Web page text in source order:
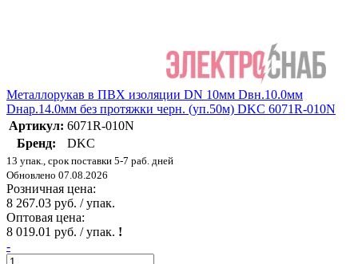
Металлорукав в ПВХ изоляции DN 10мм Dвн.10.0мм
Dнар.14.0мм без протяжки черн. (уп.50м) DKC 6071R-010N
Артикул: 6071R-010N
Бренд:
DKC
13 упак., срок поставки 5-7 раб. дней
Обновлено 07.08.2026
Розничная цена:
8 267.03 руб. / упак.
Оптовая цена:
8 019.01 руб. / упак. !
-